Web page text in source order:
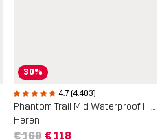
30%
4.7 (4.403)
Phantom Trail Mid Waterproof Hiking Boots
Heren
€ 169 € 118